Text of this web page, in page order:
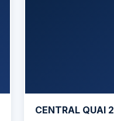
CENTRAL QUAI 2